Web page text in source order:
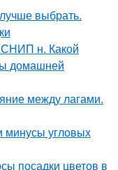
выбрать.
СНИП н. Какой
домашней
между лагами.
минусы угловых
посадки цветов в